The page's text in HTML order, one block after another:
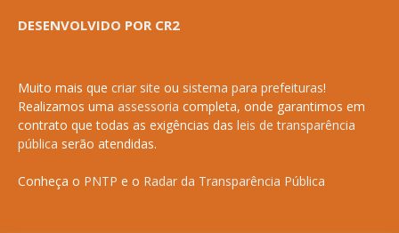
DESENVOLVIDO POR CR2
Muito mais que criar site ou sistema para prefeituras!
Realizamos uma assessoria completa, onde garantimos em
contrato que todas as exigências das leis de transparência
pública serão atendidas.
Conheça o PNTP e o Radar da Transparência Pública